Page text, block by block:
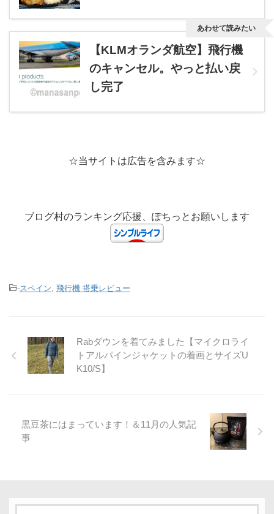
【KLMオランダ航空】飛行機
のキャンセル。やっと払い戻
し完了
あわせて読みたい
☆当サイトは広告を含みます☆
ブログ村のランキング応援、ぽちっとお願いします
-スペイン, 飛行機 搭乗レビュー
Rabダウンを着てみました【マイクロライ
トアルパインジャケットの着画とサイズU
K10/S】
黒豆茶にはまっています！＆11月の人気記
事